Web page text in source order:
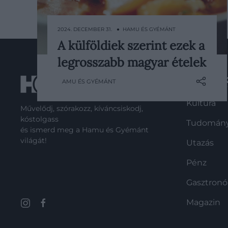
A Taste Atlas, amely a nemzeti
konyhákra specializálódott, minden
év végén összeállít egy nemzetközi
listában nemcsak a különböző
országok legnépszerűbb étkei
szerepelnek, hanem azok is,
amelyek nem arattak nagy sikert a
2024. DECEMBER 31. ● HAMU ÉS GYÉMÁNT
A külföldiek szerint ezek a
legrosszabb magyar ételek
HAMU ÉS GYÉMÁNT
Művelődj, szórakozz, kíváncsiskodj,
kóstolgass
és ismerd meg a Hamu és Gyémánt
világát!
Kultúra
Utazás
Pénz
Magazin